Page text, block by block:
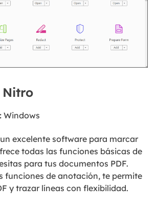
Nitro
Windows
excelente software para marcar
todas las funciones básicas de
para tus documentos PDF.
funciones de anotación, te permite
y trazar líneas con flexibilidad.